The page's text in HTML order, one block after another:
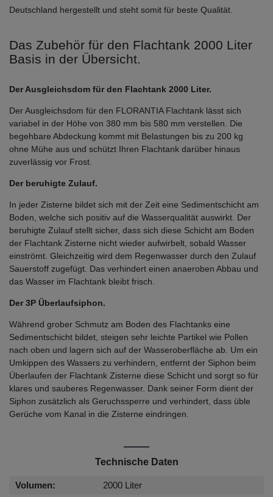
Deutschland hergestellt und steht somit für beste Qualität.
Das Zubehör für den Flachtank 2000 Liter
Basis in der Übersicht.
Der Ausgleichsdom für den Flachtank 2000 Liter.
Der Ausgleichsdom für den FLORANTIA Flachtank lässt sich
variabel in der Höhe von 380 mm bis 580 mm verstellen. Die
begehbare Abdeckung kommt mit Belastungen bis zu 200 kg
ohne Mühe aus und schützt Ihren Flachtank darüber hinaus
zuverlässig vor Frost.
Der beruhigte Zulauf.
In jeder Zisterne bildet sich mit der Zeit eine Sedimentschicht am
Boden, welche sich positiv auf die Wasserqualität auswirkt. Der
beruhigte Zulauf stellt sicher, dass sich diese Schicht am Boden
der Flachtank Zisterne nicht wieder aufwirbelt, sobald Wasser
einströmt. Gleichzeitig wird dem Regenwasser durch den Zulauf
Sauerstoff zugefügt. Das verhindert einen anaeroben Abbau und
das Wasser im Flachtank bleibt frisch.
Der 3P Überlaufsiphon.
Während grober Schmutz am Boden des Flachtanks eine
Sedimentschicht bildet, steigen sehr leichte Partikel wie Pollen
nach oben und lagern sich auf der Wasseroberfläche ab. Um ein
Umkippen des Wassers zu verhindern, entfernt der Siphon beim
Überlaufen der Flachtank Zisterne diese Schicht und sorgt so für
klares und sauberes Regenwasser. Dank seiner Form dient der
Siphon zusätzlich als Geruchssperre und verhindert, dass üble
Gerüche vom Kanal in die Zisterne eindringen.
Technische Daten
Volumen:
2000 Liter